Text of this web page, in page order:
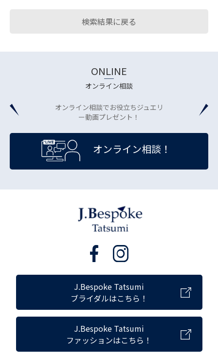
検索結果に戻る
ONLINE
オンライン相談
オンライン相談でお役立ちジュエリ
ー動画プレゼント！
オンライン相談！
J.Bespoke Tatsumi
ブライダルはこちら！
J.Bespoke Tatsumi
ファッションはこちら！